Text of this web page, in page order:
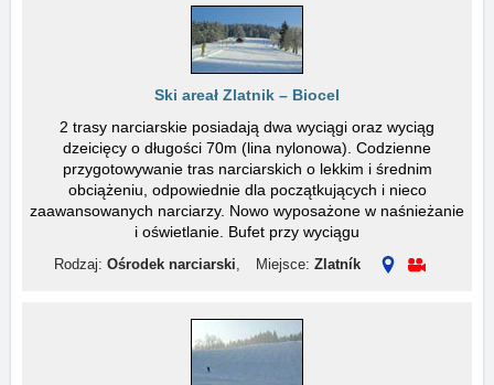
Ski areał Zlatnik – Biocel
2 trasy narciarskie posiadają dwa wyciągi oraz wyciąg
dzeicięcy o długości 70m (lina nylonowa). Codzienne
przygotowywanie tras narciarskich o lekkim i średnim
obciążeniu, odpowiednie dla początkujących i nieco
zaawansowanych narciarzy. Nowo wyposażone w naśnieżanie
i oświetlanie. Bufet przy wyciągu
Rodzaj: Ośrodek narciarski, Miejsce: Zlatník